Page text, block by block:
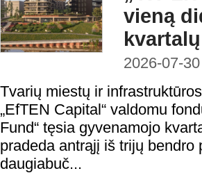
vieną
2026-07-
Tvarių miestų ir
„EfTEN Capital“ valdomu
Fund“ tęsia gyvenamojo
pradeda antrąjį iš trijų
daugiabuč...